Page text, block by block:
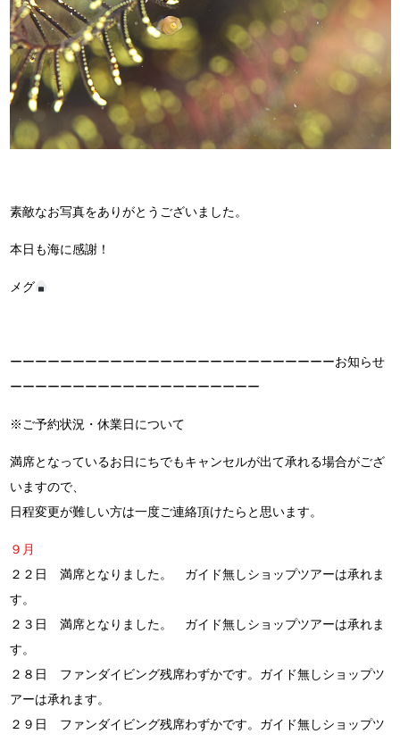
素敵なお写真をありがとうございました。
本日も海に感謝！
メグ
ーーーーーーーーーーーーーーーーーーーーーーーーーーお知らせ
ーーーーーーーーーーーーーーーーーーーー
※ご予約状況・休業日について
満席となっているお日にちでもキャンセルが出て承れる場合がござ
いますので、
日程変更が難しい方は一度ご連絡頂けたらと思います。
９月
２２日 満席となりました。 ガイド無しショップツアーは承れま
す。
２３日 満席となりました。 ガイド無しショップツアーは承れま
す。
２８日 ファンダイビング残席わずかです。ガイド無しショップツ
アーは承れます。
２９日 ファンダイビング残席わずかです。ガイド無しショップツ